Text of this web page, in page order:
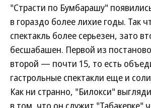
"Страсти по Бумбарашу"
в гораздо более лихие годы. Так
спектакль более серьезен, зато
бесшабашен. Первой из
второй — почти 15, то есть
гастрольные спектакли еще и
Как ни странно, "Билокси"
в том, что он служит "Табакерке"